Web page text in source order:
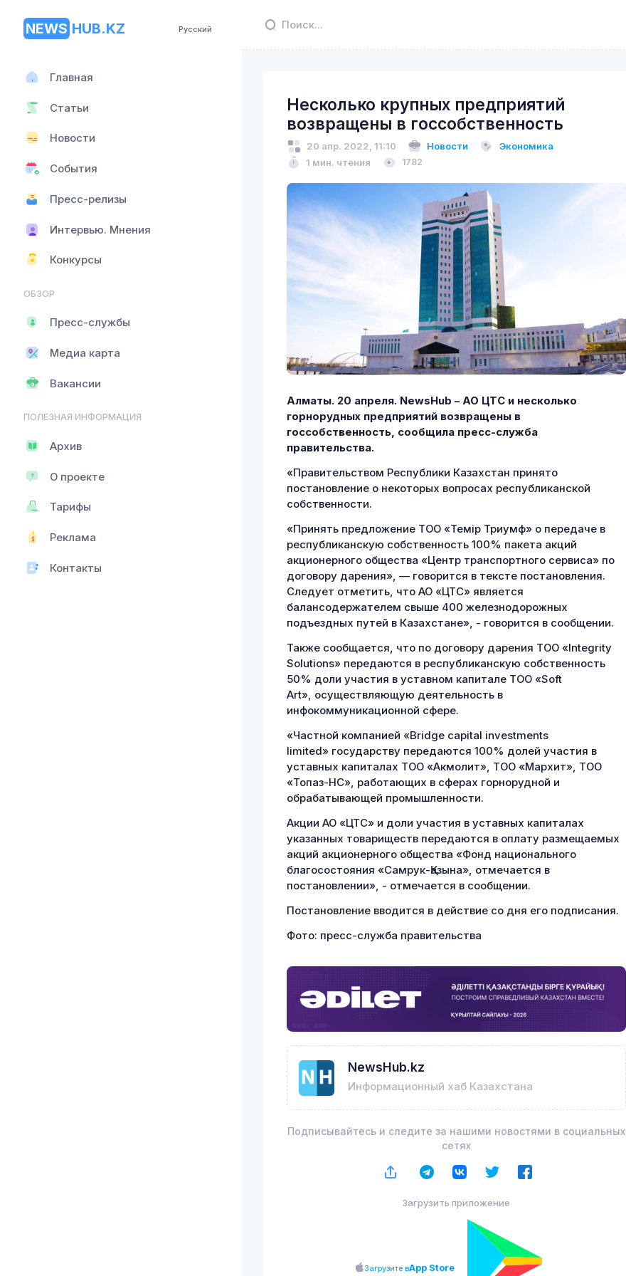
NEWS HUB.KZ Русский
Главная
Статьи
Новости
События
Пресс-релизы
Интервью. Мнения
Конкурсы
ОБЗОР
Пресс-службы
Медиа карта
Вакансии
ПОЛЕЗНАЯ ИНФОРМАЦИЯ
Архив
О проекте
Тарифы
Реклама
Контакты
Несколько крупных предприятий
возвращены в госсобственность
20 апр. 2022, 11:10 Новости
Экономика
1 мин. чтения
1782
Алматы. 20 апреля. NewsHub – АО ЦТС и несколько
горнорудных предприятий возвращены в
госсобственность, сообщила пресс-служба
правительства.
«Правительством Республики Казахстан принято
постановление о некоторых вопросах республиканской
собственности.
«Принять предложение ТОО «Темір Триумф» о передаче в
республиканскую собственность 100% пакета акций
акционерного общества «Центр транспортного сервиса» по
договору дарения», — говорится в тексте постановления.
Следует отметить, что АО «ЦТС» является
балансодержателем свыше 400 железнодорожных
подъездных путей в Казахстане», - говорится в сообщении.
Также сообщается, что по договору дарения ТОО «Integrity
Solutions» передаются в республиканскую собственность
50% доли участия в уставном капитале ТОО «Soft
Art», осуществляющую деятельность в
инфокоммуникационной сфере.
«Частной компанией «Bridge capital investments
limited» государству передаются 100% долей участия в
уставных капиталах ТОО «Акмолит», ТОО «Мархит», ТОО
«Топаз-НС», работающих в сферах горнорудной и
обрабатывающей промышленности.
Акции АО «ЦТС» и доли участия в уставных капиталах
указанных товариществ передаются в оплату размещаемых
акций акционерного общества «Фонд национального
благосостояния «Самрук-Қазына», отмечается в
постановлении», - отмечается в сообщении.
Постановление вводится в действие со дня его подписания.
Фото: пресс-служба правительства
NewsHub.kz
Информационный хаб Казахстана
Подписывайтесь и следите за нашими новостями в социальных
сетях
Загрузить приложение
Загрузите вApp Store